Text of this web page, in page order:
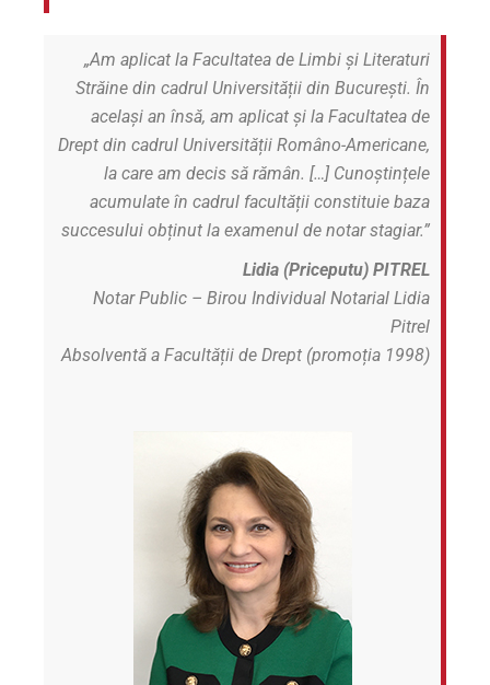
„Am aplicat la Facultatea de Limbi și Literaturi
Străine din cadrul Universității din București. În
același an însă, am aplicat și la Facultatea de
Drept din cadrul Universității Româno-Americane,
la care am decis să rămân. […] Cunoștințele
acumulate în cadrul facultății constituie baza
succesului obținut la examenul de notar stagiar.”
Lidia (Priceputu) PITREL
Notar Public – Birou Individual Notarial Lidia
Pitrel
Absolventă a Facultății de Drept (promoția 1998)